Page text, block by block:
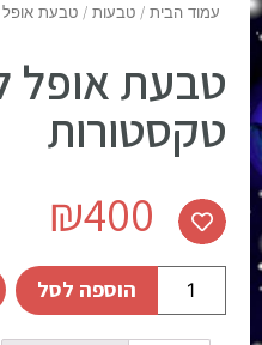
עמוד הבית / טבעות / טבעת אופל
טבעת אופל
טקסטורות
₪400
הוספה לסל